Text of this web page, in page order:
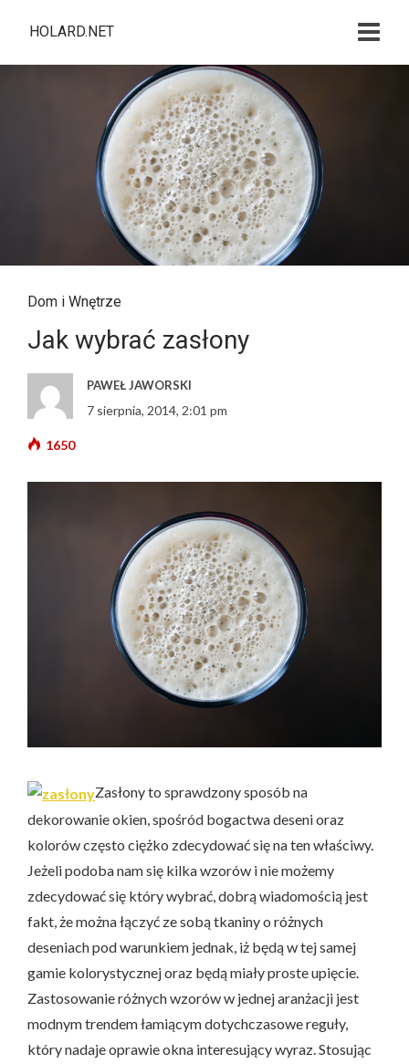
HOLARD.NET
Dom i Wnętrze
Jak wybrać zasłony
PAWEŁ JAWORSKI
7 sierpnia, 2014, 2:01 pm
1650
Zasłony to sprawdzony sposób na
dekorowanie okien, spośród bogactwa deseni oraz
kolorów często ciężko zdecydować się na ten właściwy.
Jeżeli podoba nam się kilka wzorów i nie możemy
zdecydować się który wybrać, dobrą wiadomością jest
fakt, że można łączyć ze sobą tkaniny o różnych
deseniach pod warunkiem jednak, iż będą w tej samej
gamie kolorystycznej oraz będą miały proste upięcie.
Zastosowanie różnych wzorów w jednej aranżacji jest
modnym trendem łamiącym dotychczasowe reguły,
który nadaje oprawie okna interesujący wyraz. Stosując